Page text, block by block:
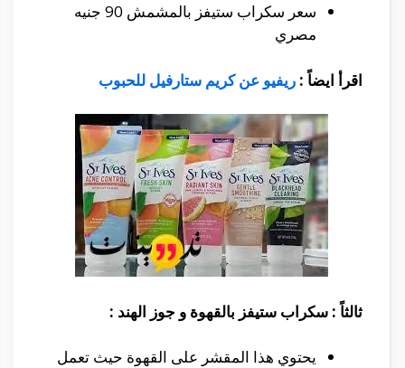
سعر سكراب ستيفز بالمشمش 90 جنيه
مصري
اقرأ ايضاً : ريفيو عن كريم ستارفيل للحبوب
ثالثاً : سكراب ستيفز بالقهوة و جوز الهند :
يحتوي هذا المقشر على القهوة حيث تعمل